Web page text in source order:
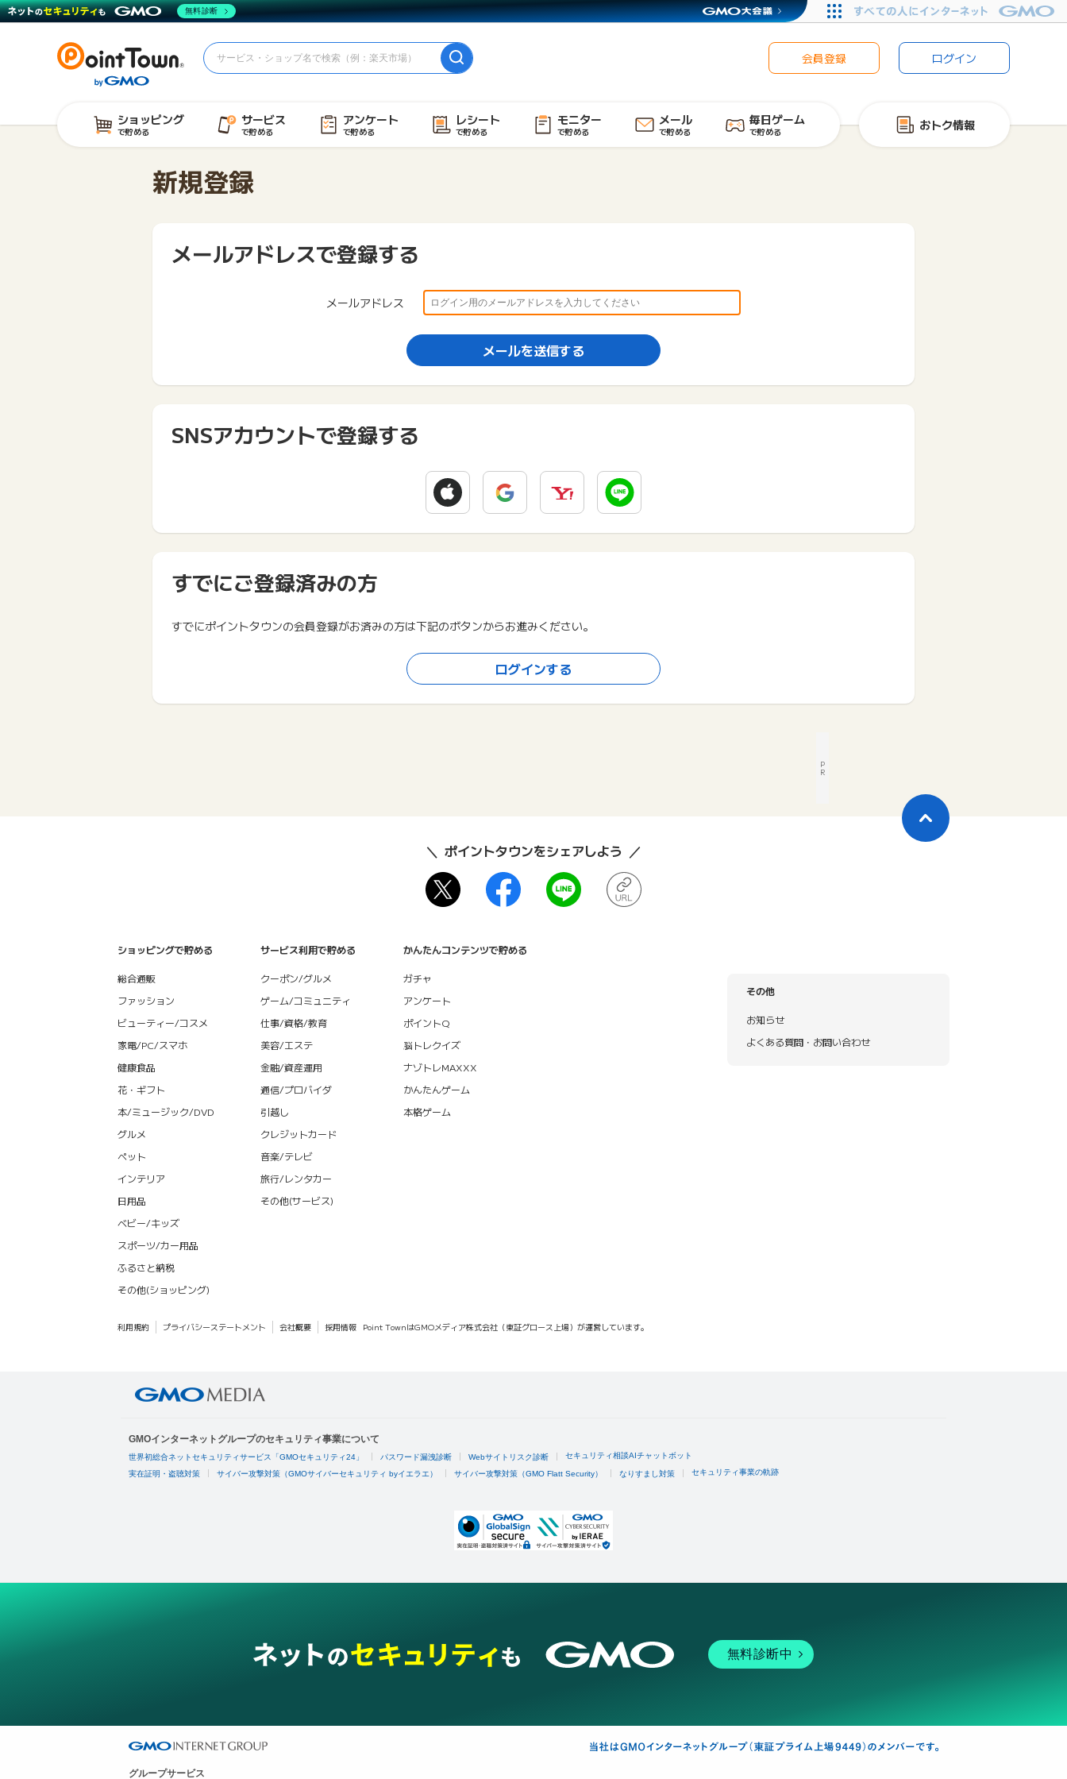
会員登録 ログイン
ショッピング
で貯める
サービス
で貯める
アンケート
で貯める
レシート
で貯める
モニター
で貯める
メール
で貯める
毎日ゲーム
で貯める おトク情報
新規登録
メールアドレスで登録する
メールアドレス
メールを送信する
SNSアカウントで登録する
すでにご登録済みの方
すでにポイントタウンの会員登録がお済みの方は下記のボタンからお進みください。
ログインする
P
R
ポイントタウンをシェアしよう
ショッピングで貯める
総合通販
ファッション
ビューティー/コスメ
家電/PC/スマホ
健康食品
花・ギフト
本/ミュージック/DVD
グルメ
ペット
インテリア
日用品
ベビー/キッズ
スポーツ/カー用品
ふるさと納税
その他(ショッピング)
サービス利用で貯める
クーポン/グルメ
ゲーム/コミュニティ
仕事/資格/教育
美容/エステ
金融/資産運用
通信/プロバイダ
引越し
クレジットカード
音楽/テレビ
旅行/レンタカー
その他(サービス)
かんたんコンテンツで貯める
ガチャ
アンケート
ポイントQ
脳トレクイズ
ナゾトレMAXXX
かんたんゲーム
本格ゲーム
その他
お知らせ
よくある質問・お問い合わせ
利用規約 プライバシーステートメント 会社概要 採用情報 Point TownはGMOメディア株式会社（東証グロース上場）が運営しています。
GMOインターネットグループのセキュリティ事業について
世界初総合ネットセキュリティサービス「GMOセキュリティ24」 パスワード漏洩診断 Webサイトリスク診断 セキュリティ相談AIチャットボット
実在証明・盗聴対策 サイバー攻撃対策（GMOサイバーセキュリティ byイエラエ） サイバー攻撃対策（GMO Flatt Security） なりすまし対策 セキュリティ事業の軌跡
無料診断中
グループサービス
無料診断